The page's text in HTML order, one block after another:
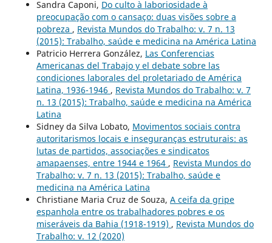
Sandra Caponi, Do culto à laboriosidade à
preocupação com o cansaço: duas visões sobre a
pobreza , Revista Mundos do Trabalho: v. 7 n. 13
(2015): Trabalho, saúde e medicina na América Latina
Patricio Herrera González, Las Conferencias
Americanas del Trabajo y el debate sobre las
condiciones laborales del proletariado de América
Latina, 1936-1946 , Revista Mundos do Trabalho: v. 7
n. 13 (2015): Trabalho, saúde e medicina na América
Latina
Sidney da Silva Lobato, Movimentos sociais contra
autoritarismos locais e inseguranças estruturais: as
lutas de partidos, associações e sindicatos
amapaenses, entre 1944 e 1964 , Revista Mundos do
Trabalho: v. 7 n. 13 (2015): Trabalho, saúde e
medicina na América Latina
Christiane Maria Cruz de Souza, A ceifa da gripe
espanhola entre os trabalhadores pobres e os
miseráveis da Bahia (1918-1919) , Revista Mundos do
Trabalho: v. 12 (2020)